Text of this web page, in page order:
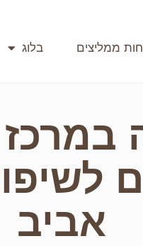
ממליצים בלוג
במרכז
אביב